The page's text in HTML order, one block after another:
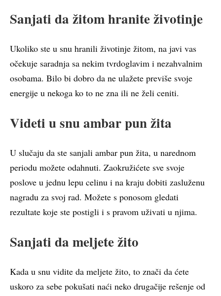
Sanjati da žitom hranite životinje
Ukoliko ste u snu hranili životinje žitom, na javi vas
očekuje saradnja sa nekim tvrdoglavim i nezahvalnim
osobama. Bilo bi dobro da ne ulažete previše svoje
energije u nekoga ko to ne zna ili ne želi ceniti.
Videti u snu ambar pun žita
U slučaju da ste sanjali ambar pun žita, u narednom
periodu možete odahnuti. Zaokružićete sve svoje
poslove u jednu lepu celinu i na kraju dobiti zasluženu
nagradu za svoj rad. Možete s ponosom gledati
rezultate koje ste postigli i s pravom uživati u njima.
Sanjati da meljete žito
Kada u snu vidite da meljete žito, to znači da ćete
uskoro za sebe pokušati naći neko drugačije rešenje od